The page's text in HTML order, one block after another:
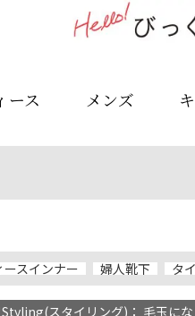
ース メンズ
ースインナー 婦人靴下 タ
スタイリング)： 毛玉に